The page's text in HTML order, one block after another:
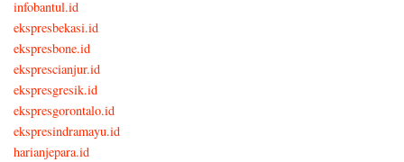
infobantul.id
ekspresbekasi.id
ekspresbone.id
eksprescianjur.id
ekspresgresik.id
ekspresgorontalo.id
ekspresindramayu.id
harianjepara.id